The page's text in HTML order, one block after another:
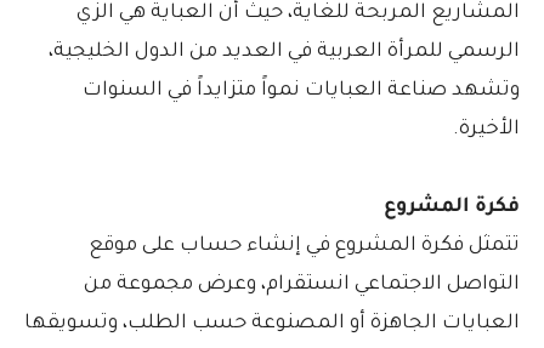
المشاريع المربحة للغاية، حيث أن العباية هي الزي
الرسمي للمرأة العربية في العديد من الدول الخليجية،
وتشهد صناعة العبايات نمواً متزايداً في السنوات
الأخيرة.
فكرة المشروع
تتمثل فكرة المشروع في إنشاء حساب على موقع
التواصل الاجتماعي انستقرام، وعرض مجموعة من
العبايات الجاهزة أو المصنوعة حسب الطلب، وتسويقها